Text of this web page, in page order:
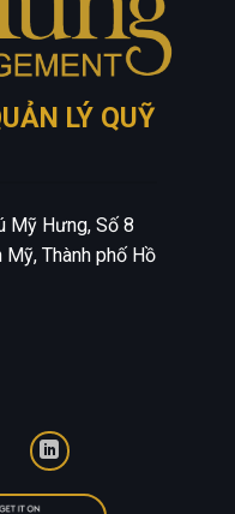
LÝ QUỸ
Mỹ Hưng, Số 8
Mỹ, Thành phố Hồ